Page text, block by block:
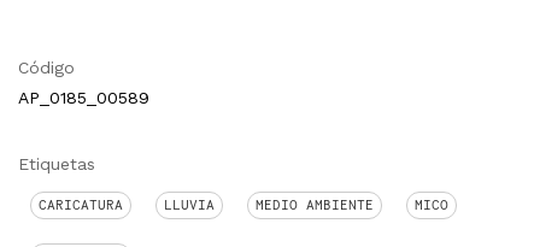
Código
AP_0185_00589
Etiquetas
CARICATURA LLUVIA MEDIO AMBIENTE MICO